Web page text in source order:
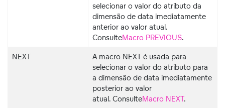
selecionar o valor do atributo da
dimensão de data imediatamente
anterior ao valor atual.
ConsulteMacro PREVIOUS.
NEXT
A macro NEXT é usada para
selecionar o valor do atributo para
a dimensão de data imediatamente
posterior ao valor
atual. ConsulteMacro NEXT.